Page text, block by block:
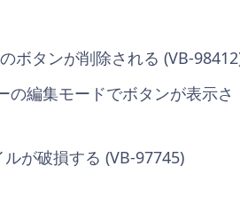
ボタンが削除される (VB-
編集モードでボタンが表示さ
が破損する (VB-97745)